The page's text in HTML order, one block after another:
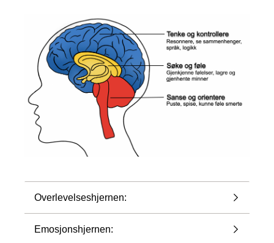
Overlevelseshjernen:
Emosjonshjernen: